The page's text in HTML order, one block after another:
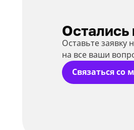
Остались
Оставьте заявку
на все ваши
Связаться со